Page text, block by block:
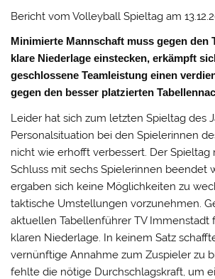
Bericht vom Volleyball Spieltag am
Minimierte Mannschaft muss gegen den
klare Niederlage einstecken, erkämpft
geschlossene Teamleistung einen
gegen den besser platzierten
Leider hat sich zum letzten Spieltag des
Personalsituation bei den Spielerinnen
nicht wie erhofft verbessert. Der Spieltag
Schluss mit sechs Spielerinnen beendet
ergaben sich keine Möglichkeiten zu
taktische Umstellungen vorzunehmen.
aktuellen Tabellenführer TV Immenstadt
klaren Niederlage. In keinem Satz
vernünftige Annahme zum Zuspieler zu
fehlte die nötige Durchschlagskraft, um